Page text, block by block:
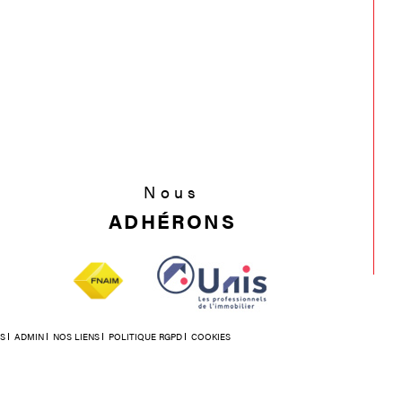
Nous
ADHÉRONS
ADMIN NOS LIENS POLITIQUE RGPD COOKIES